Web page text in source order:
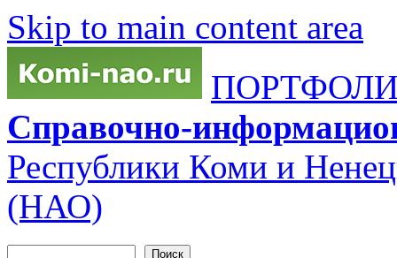
Skip to main content area
Справочно-
Республики Коми и
(НАО)